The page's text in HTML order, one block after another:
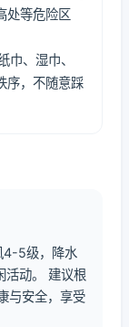
处等危险区
、湿巾、
序，不随意踩
4-5级，降水
活动。 建议根
与安全，享受